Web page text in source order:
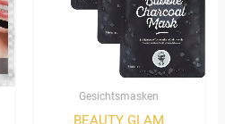
Gesichtsmasken
BEAUTY GLAM